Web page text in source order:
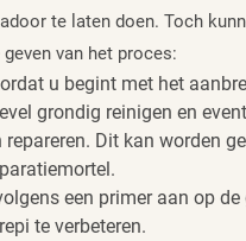
te laten doen. Toch
van het proces:
u begint met het
grondig reinigen en
Dit kan worden
een primer aan op
te verbeteren.